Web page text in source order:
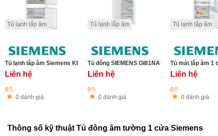
Tủ lạnh lắp âm
Tủ lạnh lắp âm Siemens KB96NVSE0 iQ300
Liên hệ
0/5
0 đánh giá
Tủ lạnh lắp âm
Tủ đông SIEMENS GI81NAEF0
Liên hệ
0/5
0 đánh giá
Tủ lạnh lắp âm
Tủ mát lắp âm 1
Liên hệ
0/5
0 đánh giá
Thông số kỹ thuật Tủ đông âm tường 1 cửa Siemens